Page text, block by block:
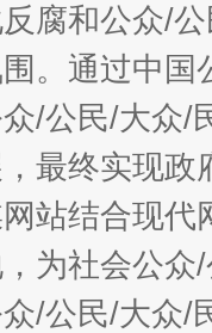
反腐和公众/
。通过中
/公民/大众/
最终实现
站结合现
为社会公
/公民/大众/